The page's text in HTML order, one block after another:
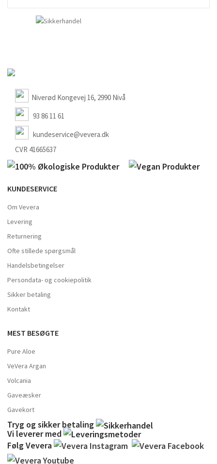
Niverød Kongevej 16, 2990 Nivå
93 86 11 61
kundeservice@vevera.dk
CVR 41665637
KUNDESERVICE
Om Vevera
Levering
Returnering
Ofte stillede spørgsmål
Handelsbetingelser
Persondata- og cookiepolitik
Sikker betaling
Kontakt
MEST BESØGTE
Pure Aloe
VeVera Argan
Volcania
Gaveæsker
Gavekort
Vi leverer med
Tryg og sikker betaling
Følg Vevera